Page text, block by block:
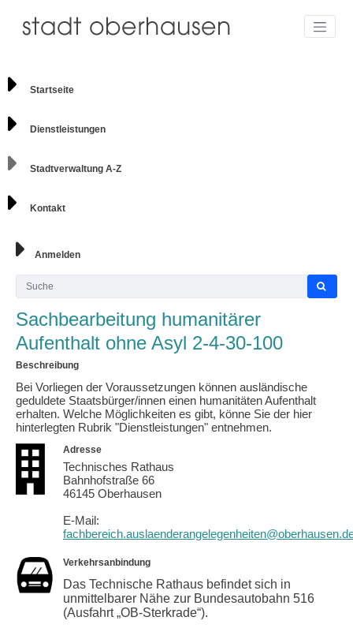
Startseite
Dienstleistungen
Stadtverwaltung A-Z
Kontakt
Anmelden
Sachbearbeitung humanitärer
Aufenthalt ohne Asyl 2-4-30-100
Beschreibung
Bei Vorliegen der Voraussetzungen können ausländische
geduldete Staatsbürger/innen einen humanitäten Aufenthalt
erhalten. Welche Möglichkeiten es gibt, könne Sie der hier
hinterlegten Rubrik "Dienstleistungen" entnehmen.
Adresse
Technisches Rathaus
Bahnhofstraße 66
46145 Oberhausen
E-Mail:
Verkehrsanbindung
Das Technische Rathaus befindet sich in
unmittelbarer Nähe zur Bundesautobahn 516
(Ausfahrt „OB-Sterkrade“).